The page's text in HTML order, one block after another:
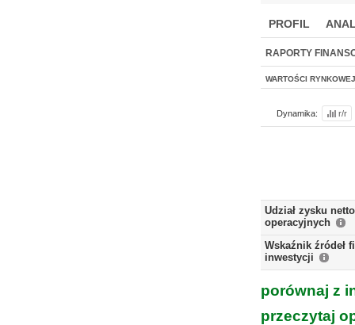
PROFIL
BR LAB
RAPORTY
WARTOŚCI RYNKOWEJ
Dynamika: r/r
Udział zysku
operacyjnych
Wskaźnik źródeł
inwestycji
porównaj z
przeczytaj